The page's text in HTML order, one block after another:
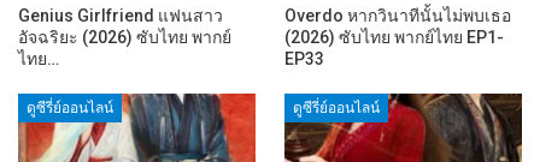
Genius Girlfriend แฟนสาว
อัจฉริยะ (2026) ซับไทย พากย์
ไทย…
Overdo หากวินาทีนั้นไม่พบเธอ
(2026) ซับไทย พากย์ไทย EP1-
EP33
ดูซีรี่ย์ออนไลน์ ดูซีรี่ย์ออนไลน์